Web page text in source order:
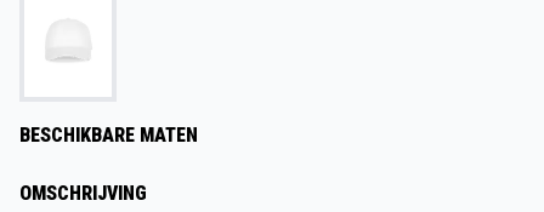
BESCHIKBARE MATEN
OMSCHRIJVING